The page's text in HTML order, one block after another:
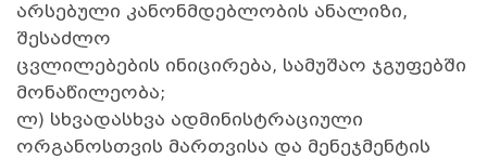
არსებული კანონმდებლობის ანალიზი,
შესაძლო
ცვლილებების ინიცირება, სამუშაო ჯგუფებში
მონაწილეობა;
ლ) სხვადასხვა ადმინისტრაციული
ორგანოსთვის მართვისა და მენეჯმენტის